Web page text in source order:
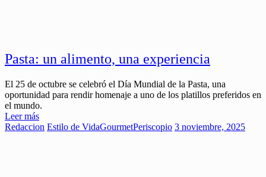
Pasta: un alimento, una experiencia
El 25 de octubre se celebró el Día Mundial de la Pasta, una
oportunidad para rendir homenaje a uno de los platillos preferidos en
el mundo.
Leer más
Redaccion Estilo de VidaGourmetPeriscopio 3 noviembre, 2025